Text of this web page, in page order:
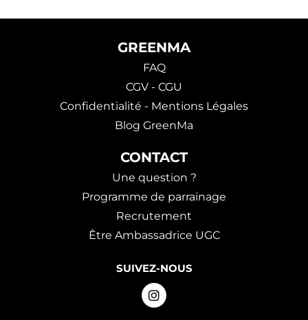
GREENMA
FAQ
CGV - CGU
Confidentialité - Mentions Légales
Blog GreenMa
CONTACT
Une question ?
Programme de parrainage
Recrutement
Être Ambassadrice UGC
SUIVEZ-NOUS